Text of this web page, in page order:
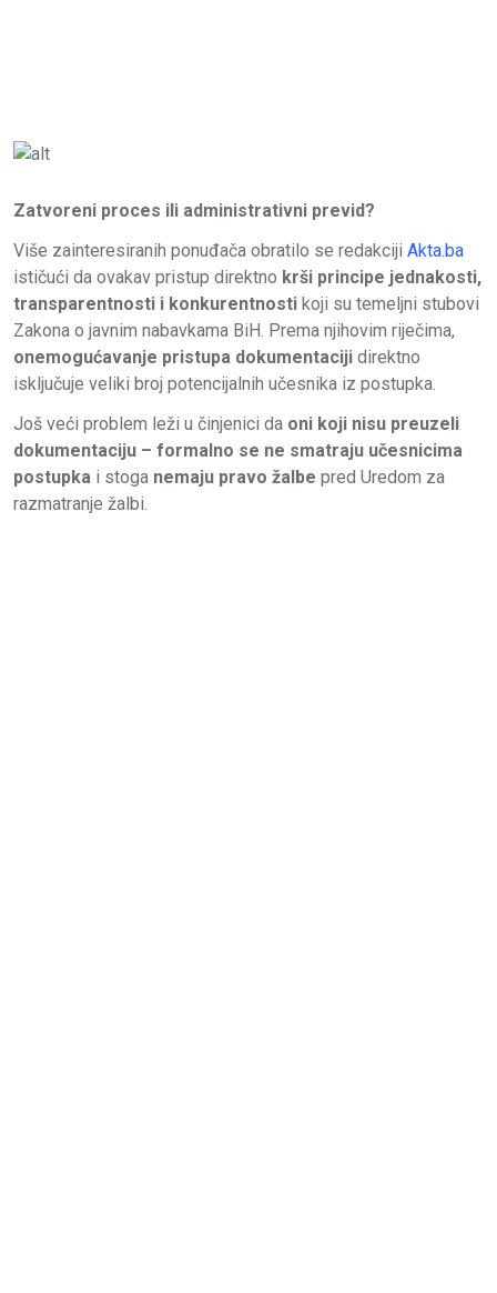
Zatvoreni proces ili administrativni previd?
Više zainteresiranih ponuđača obratilo se redakciji Akta.ba
ističući da ovakav pristup direktno krši principe jednakosti,
transparentnosti i konkurentnosti koji su temeljni stubovi
Zakona o javnim nabavkama BiH. Prema njihovim riječima,
onemogućavanje pristupa dokumentaciji direktno
isključuje veliki broj potencijalnih učesnika iz postupka.
Još veći problem leži u činjenici da oni koji nisu preuzeli
dokumentaciju – formalno se ne smatraju učesnicima
postupka i stoga nemaju pravo žalbe pred Uredom za
razmatranje žalbi.